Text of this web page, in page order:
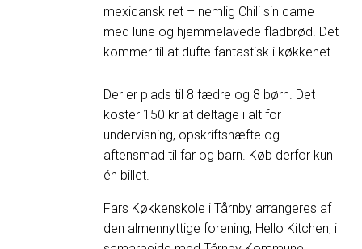
mexicansk ret – nemlig Chili sin carne
med lune og hjemmelavede fladbrød. Det
kommer til at dufte fantastisk i køkkenet.
Der er plads til 8 fædre og 8 børn. Det
koster 150 kr at deltage i alt for
undervisning, opskriftshæfte og
aftensmad til far og barn. Køb derfor kun
én billet.
Fars Køkkenskole i Tårnby arrangeres af
den almennyttige forening, Hello Kitchen, i